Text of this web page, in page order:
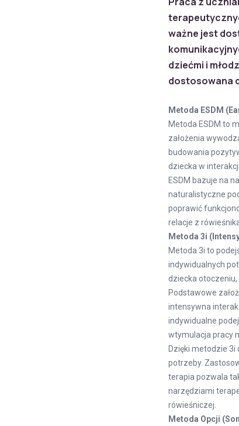
ważne jest
dziećmi i
dostosowana
Metoda ESDM
Metoda ESDM to
założenia
budowania
dziecka w
ESDM bazuje na
naturalistyczne
poprawić
relacje z
Metoda 3i
Metoda 3i to
indywidualnych
dziecka otoczeniu,
Podstawowe
intensywna
indywidualne
wtymulacja pracy
Dzięki metodzie
potrzeby.
terapia pozwala
narzędziami
rówieśniczej.
Metoda Opcji